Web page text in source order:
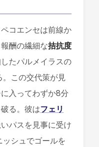
コエンセは前線か
酬の繊細な拮抗度
たパルメイラスの
この交代策が見
入ってわずか8分
る。彼はフェリ
パスを見事に受け
シュでゴールを